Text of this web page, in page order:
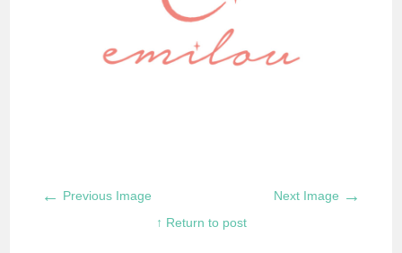
← Previous Image Next Image →
↑ Return to post